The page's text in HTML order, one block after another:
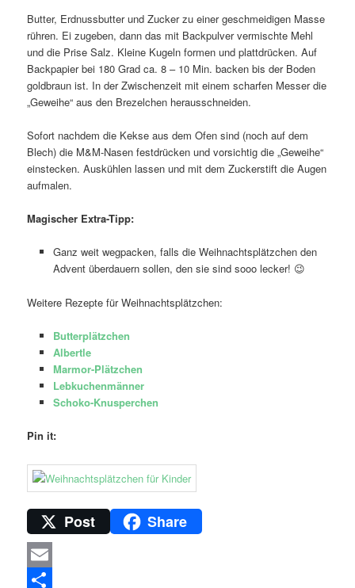
Butter, Erdnussbutter und Zucker zu einer geschmeidigen Masse
rühren. Ei zugeben, dann das mit Backpulver vermischte Mehl
und die Prise Salz. Kleine Kugeln formen und plattdrücken. Auf
Backpapier bei 180 Grad ca. 8 – 10 Min. backen bis der Boden
goldbraun ist. In der Zwischenzeit mit einem scharfen Messer die
„Geweihe“ aus den Brezelchen herausschneiden.
Sofort nachdem die Kekse aus dem Ofen sind (noch auf dem
Blech) die M&M-Nasen festdrücken und vorsichtig die „Geweihe“
einstecken. Auskühlen lassen und mit dem Zuckerstift die Augen
aufmalen.
Magischer Extra-Tipp:
Ganz weit wegpacken, falls die Weihnachtsplätzchen den
Advent überdauern sollen, den sie sind sooo lecker! 😉
Weitere Rezepte für Weihnachtsplätzchen:
Butterplätzchen
Albertle
Marmor-Plätzchen
Lebkuchenmänner
Schoko-Knusperchen
Pin it:
Post Share
Email